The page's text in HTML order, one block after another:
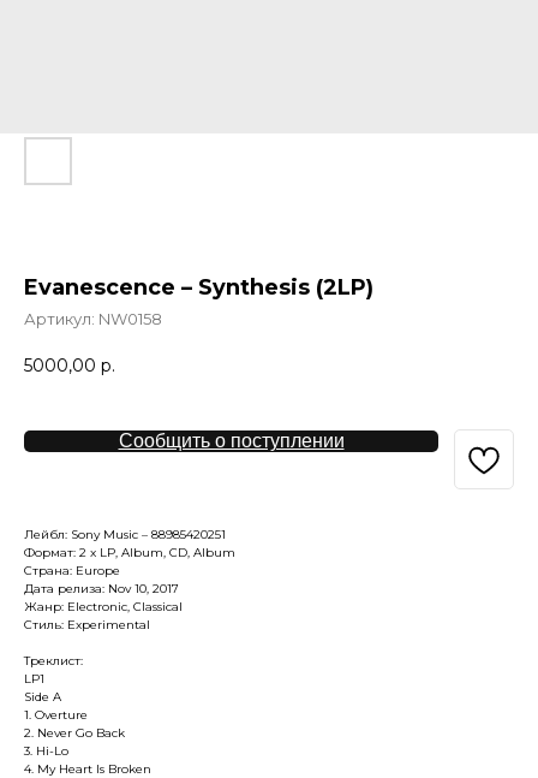
Evanescence – Synthesis (2LP)
Артикул: NW0158
5000,00 р.
Сообщить о поступлении
Лейбл: Sony Music – 88985420251
Формат: 2 x LP, Album, CD, Album
Страна: Europe
Дата релиза: Nov 10, 2017
Жанр: Electronic, Classical
Стиль: Experimental
Треклист:
LP1
Side A
1. Overture
2. Never Go Back
3. Hi-Lo
4. My Heart Is Broken